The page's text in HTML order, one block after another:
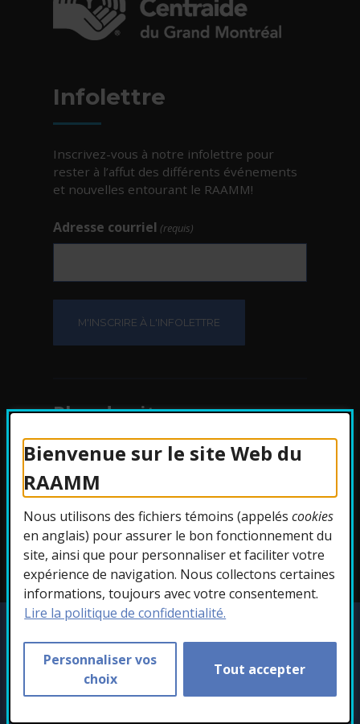
Bienvenue sur le site Web du
RAAMM
Nous utilisons des fichiers témoins (appeléscookies
en anglais) pour assurer le bon fonctionnement du
site, ainsi que pour personnaliser et faciliter votre
expérience de navigation. Nous collectons certaines
informations, toujours avec votre consentement.
Lire la politique de confidentialité.
Personnaliser vos
choix
Tout accepter
Infolettre
Inscrivez-vous à notre infolettre pour
rester à l’affut des différents événements
et nouvelles entourant le RAAMM!
Adresse courriel (requis)
Plan du site
Protection des
renseignements
Accessibilité
réservés.
Personnaliser les témoins
Conception :Ekloweb - Cet hyperlien